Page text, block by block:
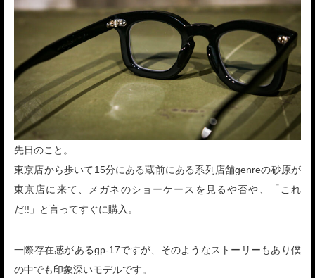
先日のこと。
東京店から歩いて15分にある蔵前にある系列店舗genreの砂原が
東京店に来て、メガネのショーケースを見るや否や、「これ
だ!!」と言ってすぐに購入。
一際存在感があるgp-17ですが、そのようなストーリーもあり僕
の中でも印象深いモデルです。